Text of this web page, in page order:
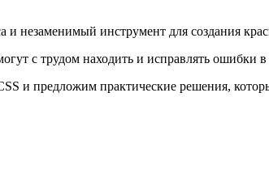
незаменимый инструмент для создания
с трудом находить и исправлять ошибки в
и предложим практические решения,